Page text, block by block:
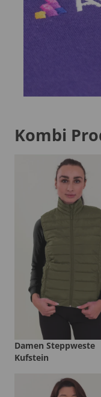
Kombi
Damen Steppweste
Kufstein